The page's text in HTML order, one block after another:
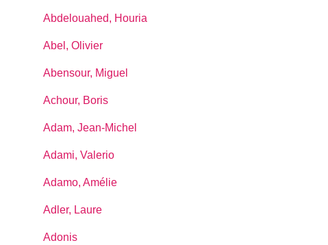
Abdelouahed, Houria
Abel, Olivier
Abensour, Miguel
Achour, Boris
Adam, Jean-Michel
Adami, Valerio
Adamo, Amélie
Adler, Laure
Adonis